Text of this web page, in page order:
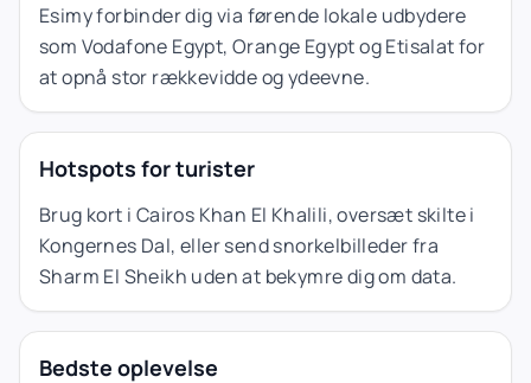
Esimy forbinder dig via førende lokale udbydere
som Vodafone Egypt, Orange Egypt og Etisalat for
at opnå stor rækkevidde og ydeevne.
Hotspots for turister
Brug kort i Cairos Khan El Khalili, oversæt skilte i
Kongernes Dal, eller send snorkelbilleder fra
Sharm El Sheikh uden at bekymre dig om data.
Bedste oplevelse